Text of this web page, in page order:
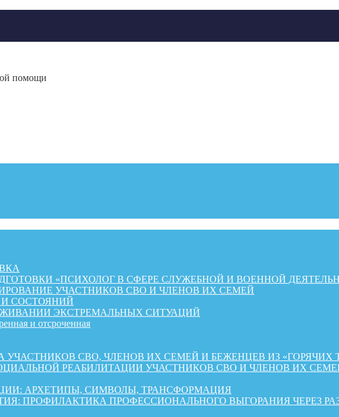
помощи
«ПСИХОЛОГ В СФЕРЕ СЛУЖЕБНОЙ И ВОЕННОЙ
УЧАСТНИКОВ СВО И ЧЛЕНОВ ИХ СЕМЕЙ
СОСТОЯНИЙ
ЭКСТРЕМАЛЬНЫХ СИТУАЦИЙ
и отсроченная
СВО, ЧЛЕНОВ ИХ СЕМЕЙ И БЕЖЕНЦЕВ ИЗ «ГОРЯЧИХ
РЕАБИЛИТАЦИИ УЧАСТНИКОВ СВО И ЧЛЕНОВ ИХ
АРХЕТИПЫ, СИМВОЛЫ, ТРАНСФОРМАЦИЯ
ПРОФИЛАКТИКА ПРОФЕССИОНАЛЬНОГО ВЫГОРАНИЯ ЧЕРЕЗ